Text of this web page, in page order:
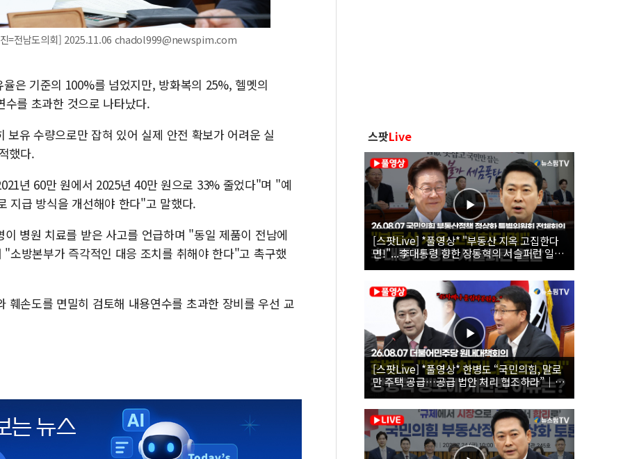
진=전남도의회] 2025.11.06 chadol999@newspim.com
은 기준의 100%를 넘었지만, 방화복의 25%, 헬멧의
를 초과한 것으로 나타났다.
유 수량으로만 잡혀 있어 실제 안전 확보가 어려운 실
했다.
년 60만 원에서 2025년 40만 원으로 33% 줄었다"며 "예
지급 방식을 개선해야 한다"고 말했다.
병원 치료를 받은 사고를 언급하며 "동일 제품이 전남에
소방본부가 즉각적인 대응 조치를 취해야 한다"고 촉구했
훼손도를 면밀히 검토해 내용연수를 초과한 장비를 우선 교
스팟Live
[스팟Live] *풀영상* "부동산 지옥 고집한다
면!"...李대통령 향한 장동혁의 서슬퍼런 일갈
| 26.08.07 국민의힘 부동산정책 정상화 특별
위원회 전체회의
[스팟Live] *풀영상* 한병도 “국민의힘, 말로
만 주택 공급…공급 법안 처리 협조하라”｜
26.08.07 더불어민주당 원내대책회의